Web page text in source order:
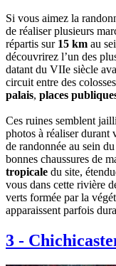
Si vous aimez la
de réaliser plusieurs
répartis sur 15 km au
découvrirez l’un des
datant du VIIe siècle
circuit entre des
palais, places
Ces ruines semblent
photos à réaliser durant
de randonnée au sein du
bonnes chaussures de
tropicale du site,
vous dans cette rivière
verts formée par la
apparaissent parfois
3 -